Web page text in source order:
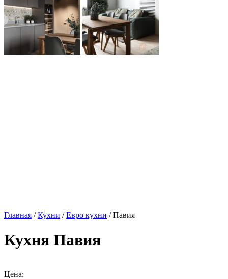
Главная /Кухни /Евро кухни / Павия
Кухня Павия
Цена: